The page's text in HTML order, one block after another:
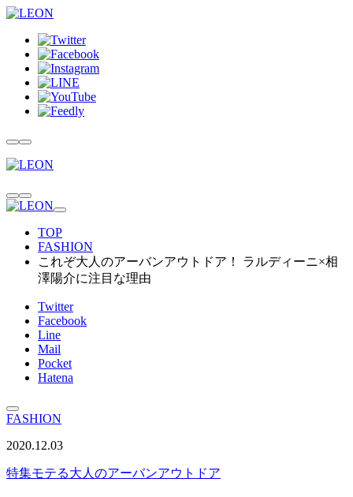
TOP
FASHION
これぞ大人のアーバンアウトドア！ ラルディーニ×相
澤陽介に注目な理由
Twitter
Facebook
Line
Mail
Pocket
Hatena
FASHION
2020.12.03
特集モテる大人のアーバンアウトドア